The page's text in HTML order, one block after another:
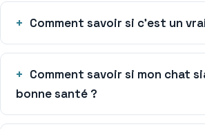
Comment savoir si c’est un
Comment savoir si mon chat
bonne santé ?